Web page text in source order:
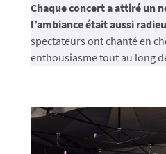
Chaque concert a attiré un
l’ambiance était aussi
spectateurs ont chanté en
enthousiasme tout au long